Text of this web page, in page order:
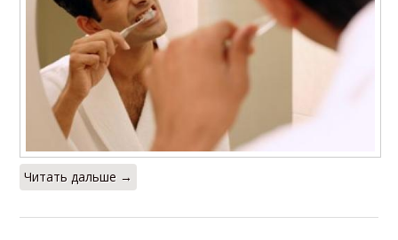
Читать дальше →